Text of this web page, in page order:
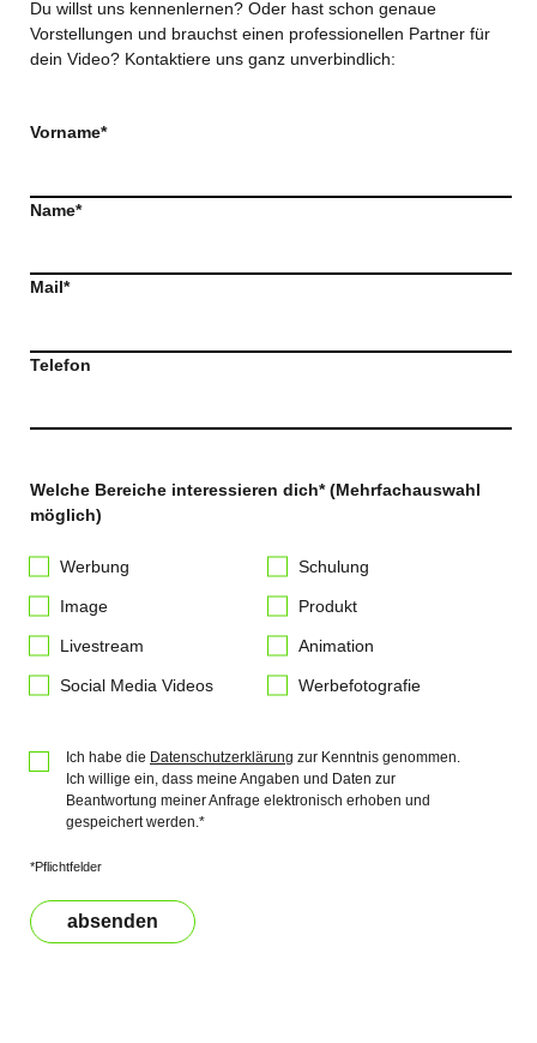
Du willst uns kennenlernen? Oder hast schon genaue
Vorstellungen und brauchst einen professionellen Partner für
dein Video? Kontaktiere uns ganz unverbindlich:
Vorname*
Name*
Mail*
Telefon
Welche Bereiche interessieren dich* (Mehrfachauswahl
möglich)
Werbung Schulung
Image Produkt
Livestream Animation
Social Media Videos Werbefotografie
Ich habe die Datenschutzerklärung zur Kenntnis genommen.
Ich willige ein, dass meine Angaben und Daten zur
Beantwortung meiner Anfrage elektronisch erhoben und
gespeichert werden.*
*Pflichtfelder
absenden